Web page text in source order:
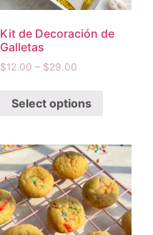
Kit de Decoración de
Galletas
$12.00 – $29.00
Select options